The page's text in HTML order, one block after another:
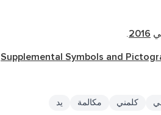
2016
.
Supplemental Symbols and
كلمني مكالمة يد